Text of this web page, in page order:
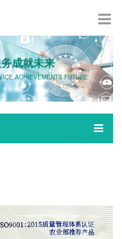
成就未来
ACHIEVEMENTS FUTURE